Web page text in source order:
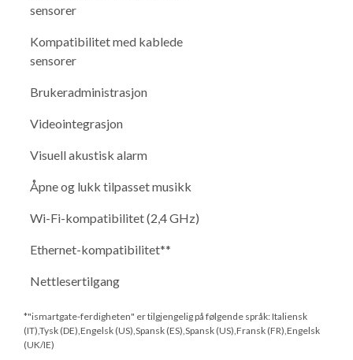
sensorer
Kompatibilitet med kablede
sensorer
Brukeradministrasjon
Videointegrasjon
Visuell akustisk alarm
Åpne og lukk tilpasset musikk
Wi-Fi-kompatibilitet (2,4 GHz)
Ethernet-kompatibilitet**
Nettlesertilgang
*"ismartgate-ferdigheten" er tilgjengelig på følgende språk: Italiensk
(IT),Tysk (DE),Engelsk (US),Spansk (ES),Spansk (US),Fransk (FR),Engelsk
(UK/IE)